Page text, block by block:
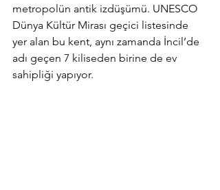
metropolün antik izdüşümü. UNESCO
Dünya Kültür Mirası geçici listesinde
yer alan bu kent, aynı zamanda İncil’de
adı geçen 7 kiliseden birine de ev
sahipliği yapıyor.